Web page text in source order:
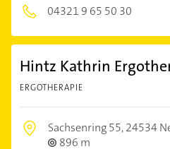
04321 9 65 50 30
Hintz Kathrin
ERGOTHERAPIE
Sachsenring 55,24534
896 m